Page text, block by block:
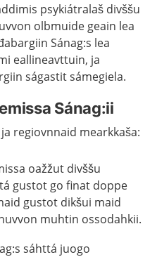
psykiátralaš divššu
olbmuide geain lea
Sánag:s lea
eallineavttuin, ja
ságastit sámegiela.
Sánag:ii
regiovnnaid mearkkaša:
oažžut divššu
gustot go finat doppe
gustot dikšui maid
muhtin ossodahkii.
sáhttá juogo